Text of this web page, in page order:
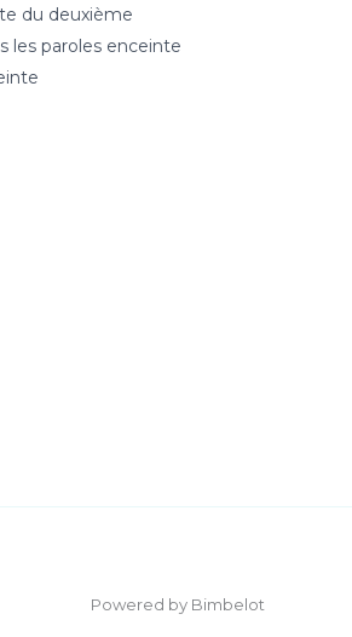
du deuxième
les paroles enceinte
Powered by Bimbelot